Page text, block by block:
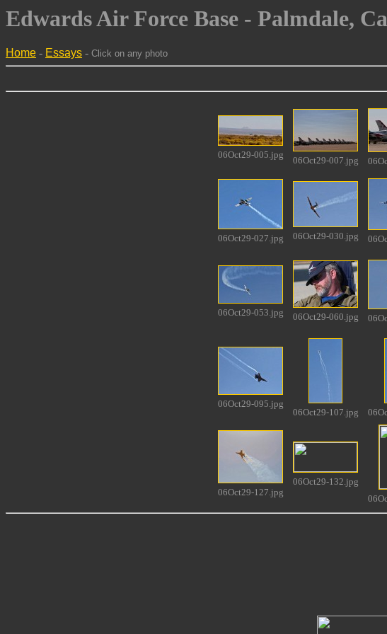
Edwards Air Force Base - Palmdale,
Home - Essays - Click on any photo
06Oct29-005.jpg
06Oct29-007.jpg
06Oct29-027.jpg 06Oct29-030.jpg
06Oct29-053.jpg 06Oct29-060.jpg
06Oct29-095.jpg
06Oct29-107.jpg
06Oct29-127.jpg
06Oct29-132.jpg